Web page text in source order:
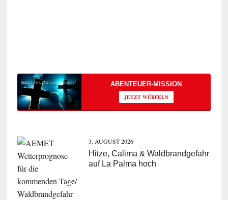
ABENTEUER-MISSION
JETZT WÜRFELN
3. AUGUST 2026
Hitze, Calima & Waldbrandgefahr
auf La Palma hoch